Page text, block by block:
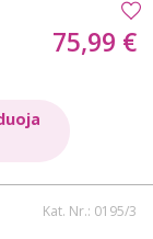
75,99 €
Kat. Nr.: 0195/3